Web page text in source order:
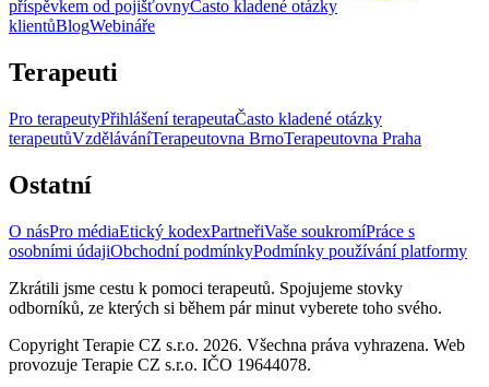
příspěvkem od pojišťovnyČasto kladené otázky
klientůBlogWebináře
Terapeuti
Pro terapeutyPřihlášení terapeutaČasto kladené otázky
terapeutůVzděláváníTerapeutovna BrnoTerapeutovna Praha
Ostatní
O násPro médiaEtický kodexPartneřiVaše soukromíPráce s
osobními údajiObchodní podmínkyPodmínky používání platformy
Zkrátili jsme cestu k pomoci terapeutů. Spojujeme stovky
odborníků, ze kterých si během pár minut vyberete toho svého.
Copyright Terapie CZ s.r.o. 2026. Všechna práva vyhrazena. Web
provozuje Terapie CZ s.r.o. IČO 19644078.